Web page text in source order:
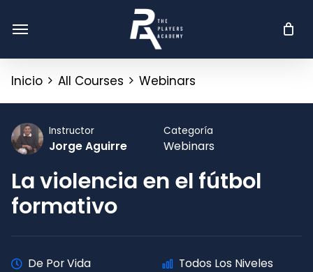
content
Menu
Inicio All Courses Webinars
Instructor
Jorge Aguirre
Categoría
Webinars
La violencia en el fútbol
formativo
De Por Vida
Todos Los Niveles